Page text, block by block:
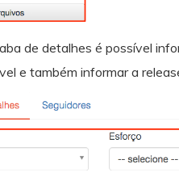
de detalhes é possível
e também informar a